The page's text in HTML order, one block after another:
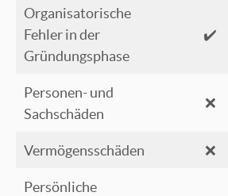
Organisatorische
Fehler in der
Gründungsphase
✔️
Personen- und
Sachschäden
❌
Vermögensschäden ❌
Persönliche